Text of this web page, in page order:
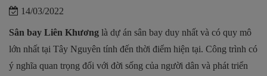
14/03/2022
Sân bay Liên Khương là dự án sân bay duy nhất và có quy mô
lớn nhất tại Tây Nguyên tính đến thời điểm hiện tại. Công trình có
ý nghĩa quan trọng đối với đời sống của người dân và phát triển